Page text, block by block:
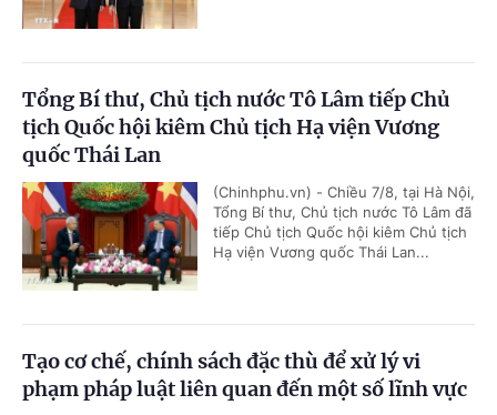
Tổng Bí thư, Chủ tịch nước Tô Lâm tiếp Chủ
tịch Quốc hội kiêm Chủ tịch Hạ viện Vương
quốc Thái Lan
(Chinhphu.vn) - Chiều 7/8, tại Hà Nội,
Tổng Bí thư, Chủ tịch nước Tô Lâm đã
tiếp Chủ tịch Quốc hội kiêm Chủ tịch
Hạ viện Vương quốc Thái Lan...
Tạo cơ chế, chính sách đặc thù để xử lý vi
phạm pháp luật liên quan đến một số lĩnh vực